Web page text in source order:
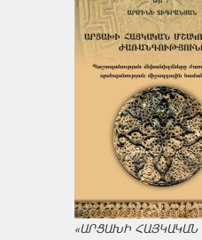
«ԱՐՑԱԽԻ ՀԱՅԿԱԿԱՆ